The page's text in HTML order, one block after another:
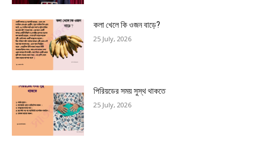
কলা খেলে কি ওজন বাড়ে?
25 July, 2026
পিরিয়ডের সময় সুস্থ থাকতে
25 July, 2026